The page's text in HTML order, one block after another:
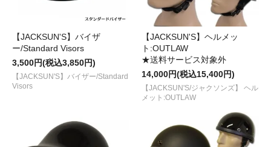
【JACKSUN'S】バイザ
ー/Standard Visors
3,500円(税込3,850円)
【JACKSUN'S】バイザー/Standard
Visors
【JACKSUN'S】ヘルメッ
ト:OUTLAW
★送料サービス対象外
14,000円(税込15,400円)
【JACKSUN'S/ジャクソンズ】 ヘル
メット:OUTLAW